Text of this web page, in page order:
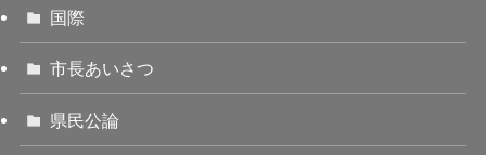
国際
市長あいさつ
県民公論